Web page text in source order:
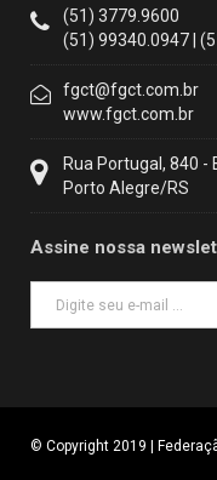
(51) 3779.9600
(51) 99340.0947 |
fgct@fgct.com.br
www.fgct.com.br
Rua Portugal, 840 -
Porto Alegre/RS
Assine nossa
© Copyright 2019 |